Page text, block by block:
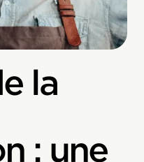
la
: une